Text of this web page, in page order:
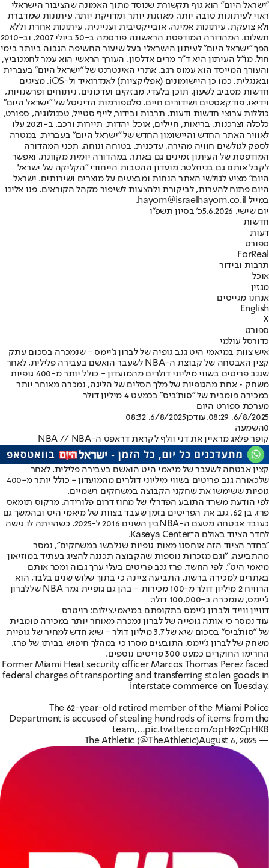
"ישראל היום" הוא גוף תקשורת שנוסד מתוך האמונה שהציבור הישראלי
ראוי לעיתונות טובה יותר, מאוזנת יותר ומדויקת יותר. עיתונות שמדברת
ולא צועקת. עיתונות אמינה, אובייקטיבית ועניינית. עיתונות אחרת וללא
תשלום. המהדורה המודפסת הראשונה פורסמה ב-30 ביולי 2007, וב-2010
הפך "ישראל היום" לעיתון הישראלי בעל שיעור החשיפה הגבוה ביותר בימי
חול. מו"ל העיתון היא ד"ר מרים אדלסון. העורך הראשי הוא עמר לחמנוביץ,
והעורך המייסד הוא עמוס רגב. אתרי האינטרנט של "ישראל היום" בעברית
ובאנגלית, כמו כן היישומונים (אפליקציות) לאנדרואיד ול-iOS, מציגים
חדשות מסביב לשעון, תוכן בלעדי, מבזקים ועדכונים, ניתוחים ופרשנויות,
וידיאו, פודקאסטים ושידורים חיים. פלטפורמות הדיגיטל של "ישראל היום"
כוללות ערוצי חדשות ודעות, תרבות ובידור, לייף סטייל, טכנולוגיה, ספורט,
כלכלה וצרכנות, בריאות, חיילים, אוכל, יהדות, תיירות ורכב. ב-2021 עלו
לאוויר האתר החדש והיישומון החדש של "ישראל היום" בעברית, במטרה
לספק לגולשים חוויה מהירה, עדכנית, בטוחה ונוחה. תכני המהדורה
המודפסת של העיתון זמינים גם באתר, במהדורה יומית מקוונת, ואפשר
לקבל אותם גם בניוזלטר. מועדון ההטבות הייחודי "הקליקה של ישראל
היום" מציע לגולשי האתר הנחות ומבצעים על מוצרים ושירותים. ישראל
היום פתוח להערות, לביקורת ולהצעות לשיפור מקהל הקוראים. פנו אלינו
במייל hayom@israelhayom.co.il.
יום שישי, 5.6.2026
כ' בסיון תשפ"ו
חדשות
דעות
ספורט
ForReal
תרבות ובידור
אוכל
מגזין
אנחנו מגייסים
English
X
ספורט
כדורסל עולמי
איש צוות במיאמי היט גנב גופיה של לברון ג'יימס - שנמכרה בסכום עתק
קצין האבטחה של קבוצת ה-NBA לשעבר הואשם בעבירה פלילית, לאחר
שגנב פריטים בשווי מיליוני דולרים מהמועדון - כולל יותר מ-400 גופיות
משחק • אחת מהגופיות של מלך הסלים של הליגה, נמכרה מאוחר יותר
במכירה פומבית של "סות'ביס" בכמעט 4 מיליון דולר
מערכת ספורט היום
6/8/2025, 08:29
,עודכן6/8/2025, 08:32
0השמעה
קופר פלאג מראיין את דני וולף לקראת דראפט ה-NBA // NBA
קצין אבטחה לשעבר של מיאמי היט הואשם בעבירה פלילית, לאחר
שלכאורה גנב פריטים בשווי מיליוני דולרים מהמועדון - כולל יותר מ-400
גופיות ששימשו את שחקני הקבוצה במשחקים רשמיים.
לפי הודעת משרד התובע הפדרלי של מחוז דרום פלורידה, מרקוס תומאס
פרז, בן 62, גנב את הפריטים בזמן שעבד בצוות של מיאמי היט ובהמשך גם
כעובד אבטחה מטעם ה-NBA
בין השנים 2016 ל-2025, כשהייתה לו גישה
לחדר הציוד באולם ה־Kaseya Center.
"בחדר הציוד הזה אוחסנו מאות גופיות שנלבשו במשחקים", נמסר
מהתביעה, "וגם מזכרות נוספות שהקבוצה תכננה להציג בעתיד במוזיאון
מיאמי היט". לפי החשד, פרז גנב פריטים בעלי ערך גבוה ומכר אותם
באתרים למכירה ברשת. התביעה ציינה כי בתוך שלוש שנים בלבד, הוא
הרוויח 2 מיליון דולר מ-100 מכירות - בהן גם גופיית גמר NBA של
לברון
ג'יימס, שנמכרה ב-100,000 דולר.
דוויין ווייד ולברון ג'יימס בתקופתם במיאמי,צילום: רויטרס
עוד נמסר כי אותה גופייה של לברון נמכרה מאוחר יותר במכירה פומבית
של "סות'ביס" בסכום שיא של 3.7 מיליון דולר - שיא חדש למחיר של גופיית
משחק של לברון ג'יימס. התובעים מסרו כי במהלך חיפוש בביתו של פרז,
החרימו החוקרים כמעט 300 פריטים נוספים.
Former Miami Heat security officer Marcos Thomas Perez faced
federal charges of transporting and transferring stolen goods in
interstate commerce on Tuesday.
The 62-year-old retired member of the Miami Police
Department is accused of stealing hundreds of items from the
team,…pic.twitter.com/opH92CpHKB
— The Athletic (@TheAthletic)
August 6, 2025